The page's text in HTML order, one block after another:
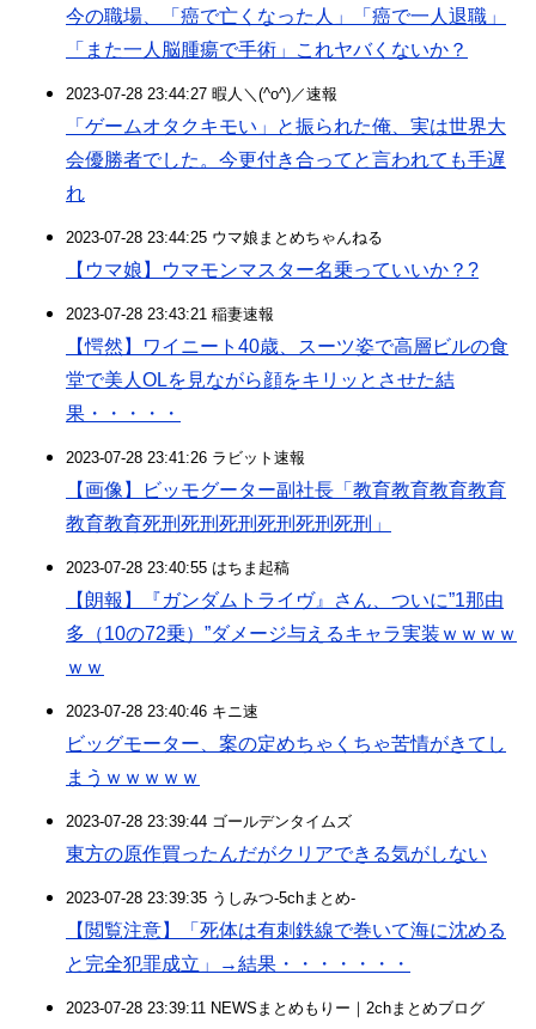
今の職場、「癌で亡くなった人」「癌で一人退職」
「また一人脳腫瘍で手術」これヤバくないか？
2023-07-28 23:44:27 暇人＼(^o^)／速報
「ゲームオタクキモい」と振られた俺、実は世界大
会優勝者でした。今更付き合ってと言われても手遅
れ
2023-07-28 23:44:25 ウマ娘まとめちゃんねる
【ウマ娘】ウマモンマスター名乗っていいか？?
2023-07-28 23:43:21 稲妻速報
【愕然】ワイニート40歳、スーツ姿で高層ビルの食
堂で美人OLを見ながら顔をキリッとさせた結
果・・・・・
2023-07-28 23:41:26 ラビット速報
【画像】ビッモグーター副社長「教育教育教育教育
教育教育死刑死刑死刑死刑死刑死刑」
2023-07-28 23:40:55 はちま起稿
【朗報】『ガンダムトライヴ』さん、ついに”1那由
多（10の72乗）”ダメージ与えるキャラ実装ｗｗｗｗ
ｗｗ
2023-07-28 23:40:46 キニ速
ビッグモーター、案の定めちゃくちゃ苦情がきてし
まうｗｗｗｗｗ
2023-07-28 23:39:44 ゴールデンタイムズ
東方の原作買ったんだがクリアできる気がしない
2023-07-28 23:39:35 うしみつ-5chまとめ-
【閲覧注意】「死体は有刺鉄線で巻いて海に沈める
と完全犯罪成立」→結果・・・・・・・
2023-07-28 23:39:11 NEWSまとめもりー｜2chまとめブログ